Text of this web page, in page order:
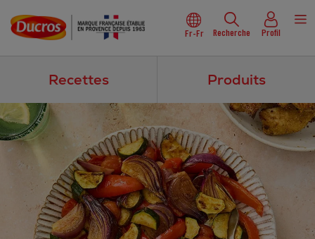
Fr-Fr Recherche Profil
Recettes Produits